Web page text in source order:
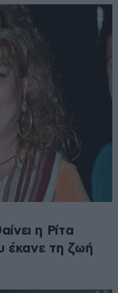
η Ρίτα
έκανε τη ζωή